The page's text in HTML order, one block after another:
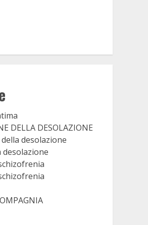
DELLA DESOLAZIONE
desolazione